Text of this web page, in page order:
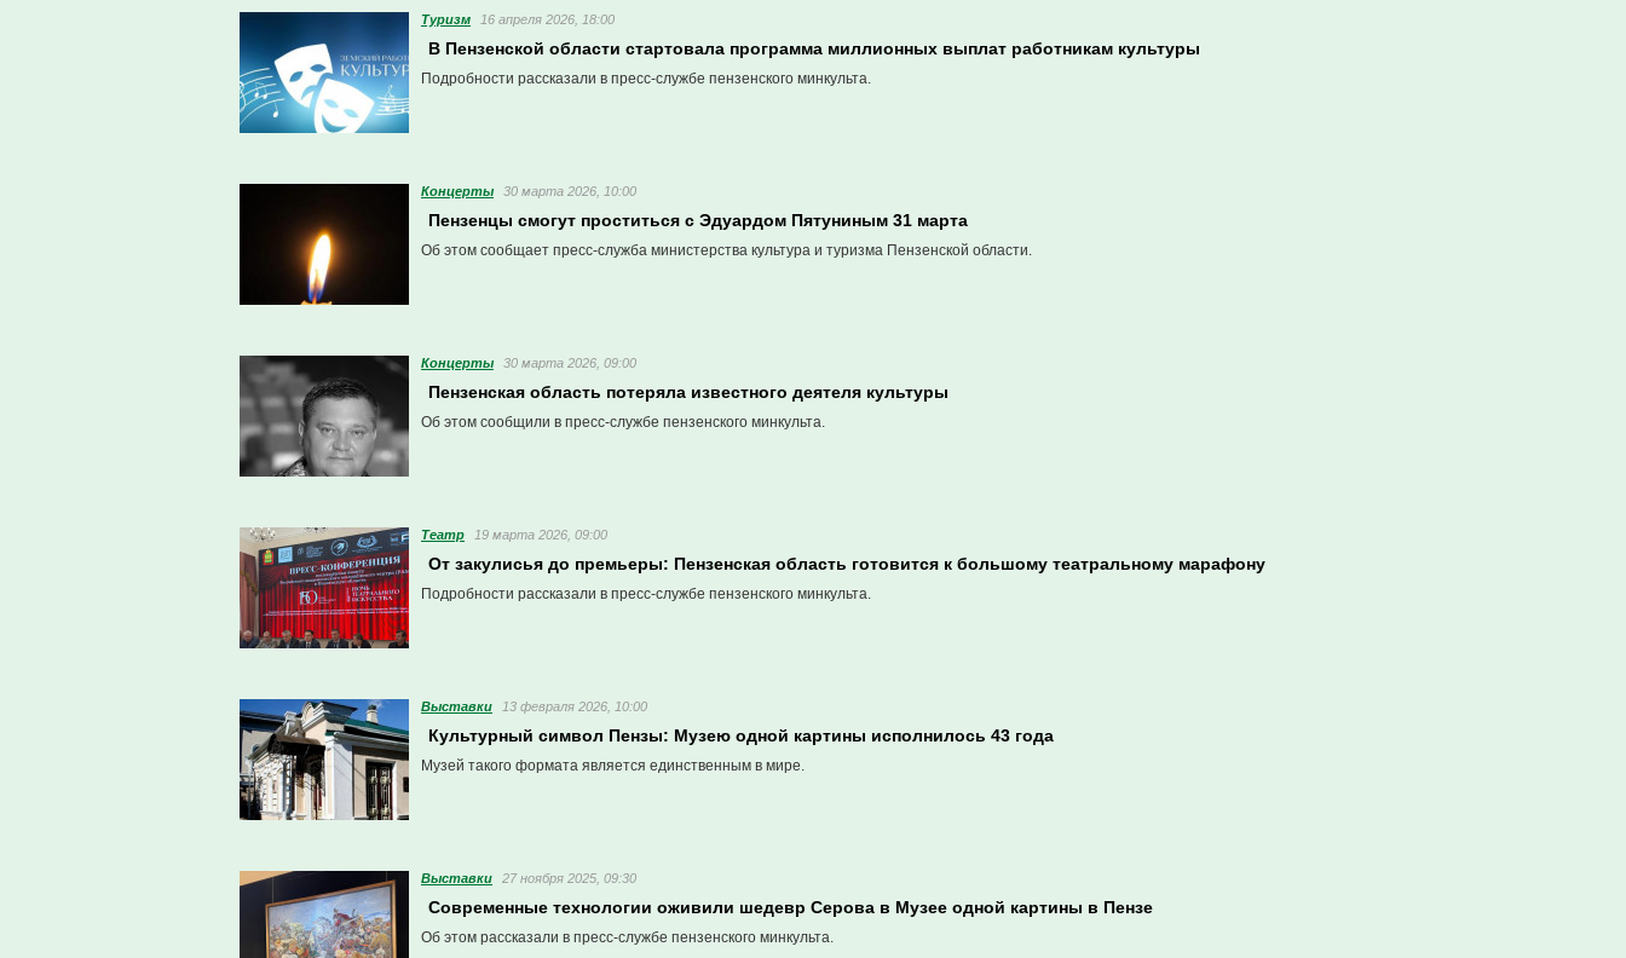
Туризм 16 апреля 2026, 18:00
В Пензенской области стартовала программа миллионных выплат работникам культуры
Подробности рассказали в пресс-службе пензенского минкульта.
Концерты 30 марта 2026, 10:00
Пензенцы смогут проститься с Эдуардом Пятуниным 31 марта
Об этом сообщает пресс-служба министерства культура и туризма Пензенской области.
Концерты 30 марта 2026, 09:00
Пензенская область потеряла известного деятеля культуры
Об этом сообщили в пресс-службе пензенского минкульта.
Театр 19 марта 2026, 09:00
От закулисья до премьеры: Пензенская область готовится к большому театральному марафону
Подробности рассказали в пресс-службе пензенского минкульта.
Выставки 13 февраля 2026, 10:00
Культурный символ Пензы: Музею одной картины исполнилось 43 года
Музей такого формата является единственным в мире.
Выставки 27 ноября 2025, 09:30
Современные технологии оживили шедевр Серова в Музее одной картины в Пензе
Об этом рассказали в пресс-службе пензенского минкульта.